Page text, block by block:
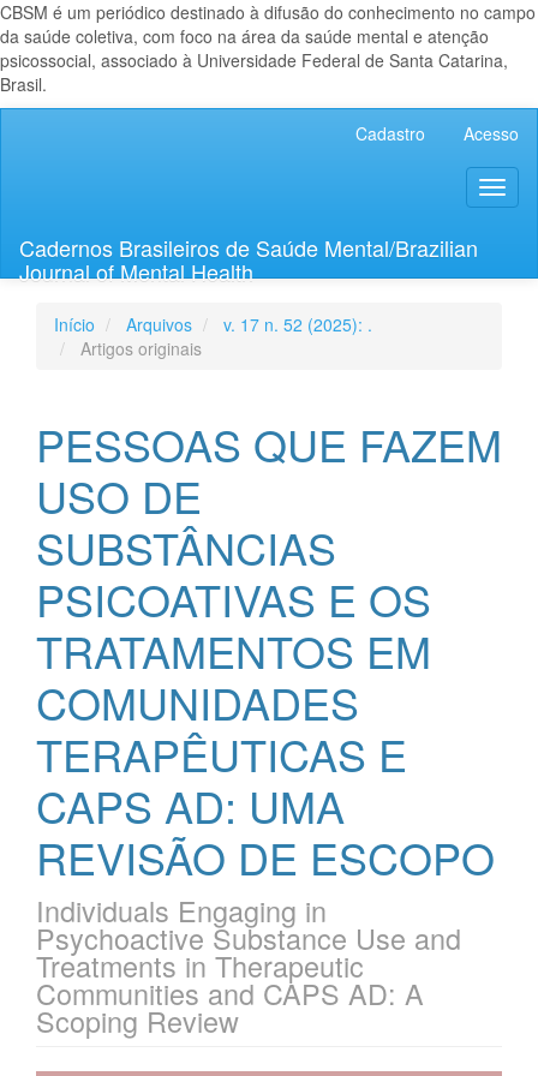
CBSM é um periódico destinado à difusão do conhecimento no campo
da saúde coletiva, com foco na área da saúde mental e atenção
psicossocial, associado à Universidade Federal de Santa Catarina,
Brasil.
Lateral
Cadastro Acesso
Cadernos Brasileiros de Saúde Mental/Brazilian
Journal of Mental Health
Início Arquivos
v. 17 n. 52 (2025): .
Artigos originais
PESSOAS QUE FAZEM
USO DE
SUBSTÂNCIAS
PSICOATIVAS E OS
TRATAMENTOS EM
COMUNIDADES
TERAPÊUTICAS E
CAPS AD: UMA
REVISÃO DE ESCOPO
Individuals Engaging in
Psychoactive Substance Use and
Treatments in Therapeutic
Communities and CAPS AD: A
Scoping Review